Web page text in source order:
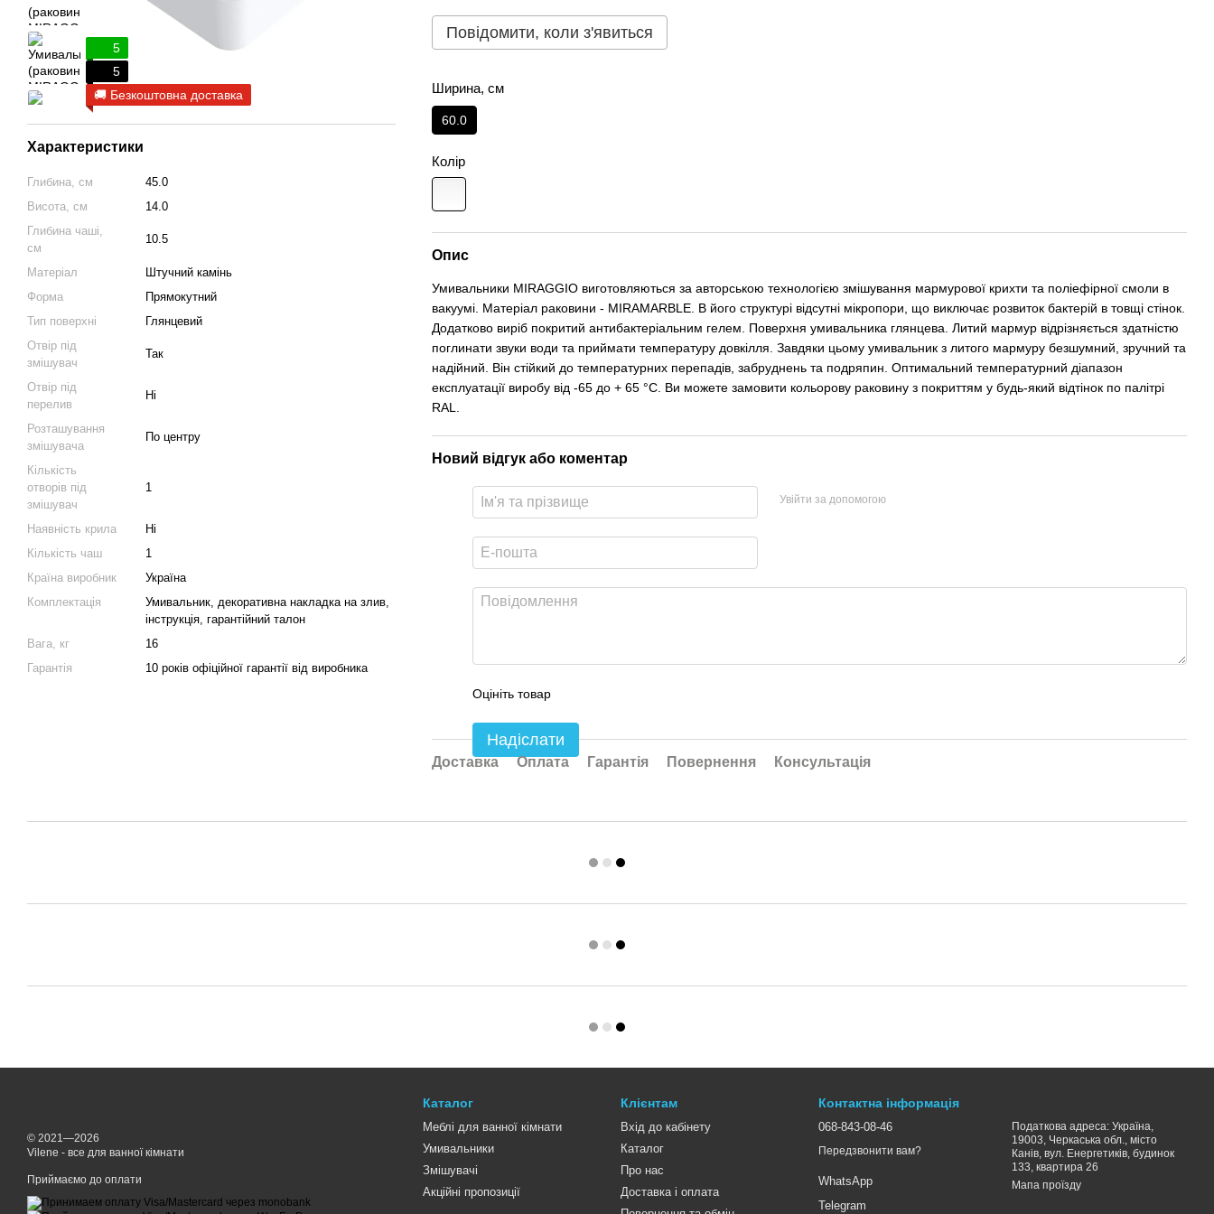
5
5
🚚 Безкоштовна доставка
Характеристики
Глибина, см
45.0
Висота, см
14.0
Глибина чаші,
см
10.5
Матеріал
Штучний камінь
Форма
Прямокутний
Тип поверхні
Глянцевий
Отвір під
змішувач
Так
Отвір під
перелив
Ні
Розташування
змішувача
По центру
Кількість
отворів під
змішувач
1
Наявність крила
Ні
Кількість чаш
1
Країна виробник
Україна
Комплектація
Умивальник, декоративна накладка на злив,
інструкція, гарантійний талон
Вага, кг
16
Гарантія
10 років офіційної гарантії від виробника
Повідомити, коли з'явиться
Ширина, см
60.0
Колір
Опис
Умивальники MIRAGGIO виготовляються за авторською технологією змішування мармурової крихти та поліефірної смоли в
вакуумі. Матеріал раковини - MIRAMARBLE. В його структурі відсутні мікропори, що виключає розвиток бактерій в товщі стінок.
Додатково виріб покритий антибактеріальним гелем. Поверхня умивальника глянцева. Литий мармур відрізняється здатністю
поглинати звуки води та приймати температуру довкілля. Завдяки цьому умивальник з литого мармуру безшумний, зручний та
надійний. Він стійкий до температурних перепадів, забруднень та подряпин. Оптимальний температурний діапазон
експлуатації виробу від -65 до + 65 °C. Ви можете замовити кольорову раковину з покриттям у будь-який відтінок по палітрі
RAL.
Новий відгук або коментар
Увійти за допомогою
Оцініть товар
Надіслати
Доставка Оплата Гарантія Повернення Консультація
© 2021—2026
Vilene - все для ванної кімнати
Приймаємо до оплати
Каталог
Меблі для ванної кімнати
Умивальники
Змішувачі
Акційні пропозиції
Клієнтам
Вхід до кабінету
Каталог
Про нас
Доставка і оплата
Контактна інформація
068-843-08-46
Передзвонити вам?
WhatsApp
Telegram
Податкова адреса: Україна,
19003, Черкаська обл., місто
Канів, вул. Енергетиків, будинок
133, квартира 26
Мапа проїзду